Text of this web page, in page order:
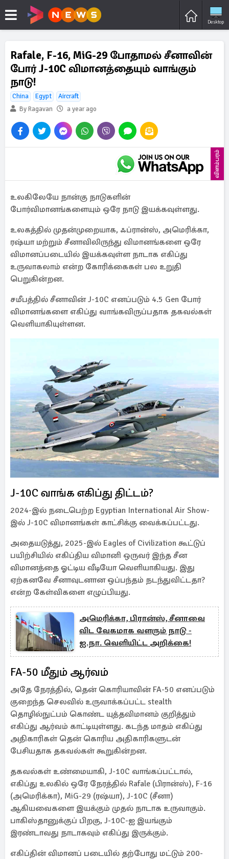
Desktop
Rafale, F-16, MiG-29 போதாமல் சீனாவின்
போர் J-10C விமானத்தையும் வாங்கும்
நாடு!
China Egypt
Aircraft
By Ragavan
a year ago
விளம்பரம்
உலகிலேயே நான்கு நாடுகளின்
போர்விமானங்களையும் ஒரே நாடு இயக்கவுள்ளது.
உலகத்தில் முதன்முறையாக, ஃப்ரான்ஸ், அமெரிக்கா,
ரஷ்யா மற்றும் சீனாவிலிருந்து விமானங்களை ஒரே
விமானப்படையில் இயக்கவுள்ள நாடாக எகிப்து
உருவாகலாம் என்ற கோரிக்கைகள் பல உறுதி
பெறுகின்றன.
சமீபத்தில் சீனாவின் J-10C எனப்படும் 4.5 Gen போர்
விமானங்களை எகிப்து வாங்கவிருப்பதாக தகவல்கள்
வெளியாகியுள்ளன.
J-10C வாங்க எகிப்து திட்டம்?
2024-இல் நடைபெற்ற Egyptian International Air Show-
இல் J-10C விமானங்கள் காட்சிக்கு வைக்கப்பட்டது.
அதையடுத்து, 2025-இல் Eagles of Civilization கூட்டுப்
பயிற்சியில் எகிப்திய விமானி ஒருவர் இந்த சீன
விமானத்தை ஓட்டிய வீடியோ வெளியாகியது. இது
ஏற்கனவே சீனாவுடனான ஒப்பந்தம் நடந்துவிட்டதா?
என்ற கேள்விகளை எழுப்பியது.
அமெரிக்கா, பிரான்ஸ், சீனாவை
விட வேகமாக வளரும் நாடு -
ஐ.நா. வெளியிட்ட அறிக்கை!
FA-50 மீதும் ஆர்வம்
அதே நேரத்தில், தென் கொரியாவின் FA-50 எனப்படும்
குறைந்த செலவில் உருவாக்கப்பட்ட stealth
தொழில்நுட்பம் கொண்ட யுத்தவிமானம் குறித்தும்
எகிப்து ஆர்வம் காட்டியுள்ளது. கடந்த மாதம் எகிப்து
அதிகாரிகள் தென் கொரிய அதிகாரிகளுடன்
பேசியதாக தகவல்கள் கூறுகின்றன.
தகவல்கள் உண்மையாகி, J-10C வாங்கப்பட்டால்,
எகிப்து உலகில் ஒரே நேரத்தில் Rafale (பிரான்ஸ்), F-16
(அமெரிக்கா), MiG-29 (ரஷ்யா), J-10C (சீனா)
ஆகியவைகளை இயக்கும் முதல் நாடாக உருவாகும்.
பாகிஸ்தானுக்குப் பிறகு, J-10C-ஐ இயங்கும்
இரண்டாவது நாடாகவும் எகிப்து இருக்கும்.
எகிப்தின் விமானப் படையில் தற்போது மட்டும் 200-